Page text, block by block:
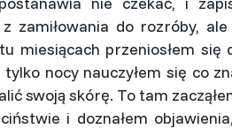
zamiłowania do rozróby,
miesiącach przeniosłem się
nocy nauczyłem się co
swoją skórę. To tam
i doznałem